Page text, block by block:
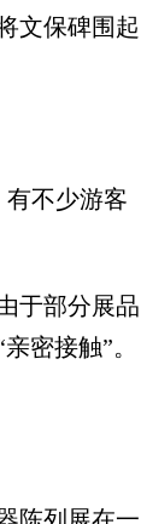
文保碑围起
不少游客
于部分展品
密接触”。